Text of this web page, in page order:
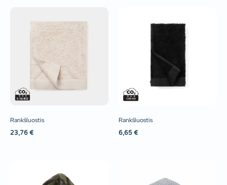
Rankšluostis
23,76 €
Rankšluostis
6,65 €